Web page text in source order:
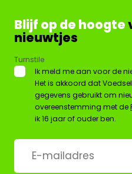
Blijf op de hoogte
nieuwtjes
E-
mailadres*
*
Ik meld me aan voor de
Het is akkoord dat
gegevens gebruikt om
overeenstemming met de
ik 16 jaar of ouder ben.
Turnstile